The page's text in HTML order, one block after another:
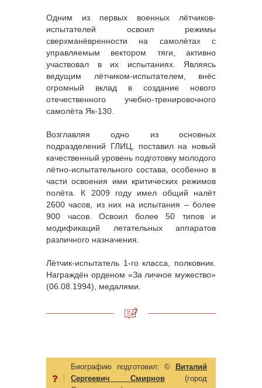
Одним из первых военных лётчиков-
испытателей освоил режимы
сверхманёвренности на самолётах с
управляемым вектором тяги, активно
участвовал в их испытаниях. Являясь
ведущим лётчиком-испытателем, внёс
огромный вклад в создание нового
отечественного учебно-тренировочного
самолёта Як-130.
Возглавляя одно из основных
подразделений ГЛИЦ, поставил на новый
качественный уровень подготовку молодого
лётно-испытательного состава, особенно в
части освоения ими критических режимов
полёта. К 2009 году имел общий налёт
2600 часов, из них на испытания – более
900 часов. Освоил более 50 типов и
модификаций летательных аппаратов
различного назначения.
Лётчик-испытатель 1-го класса, полковник.
Награждён орденом «За личное мужество»
(06.08.1994), медалями.
Биографию подготовил:©
Виталий
Сергеевич Смирнов(город